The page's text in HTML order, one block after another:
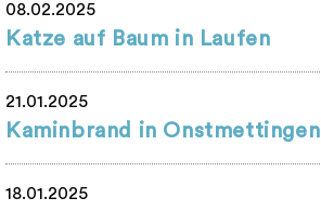
08.02.2025
Katze auf Baum in Laufen
21.01.2025
Kaminbrand in Onstmettingen
18.01.2025